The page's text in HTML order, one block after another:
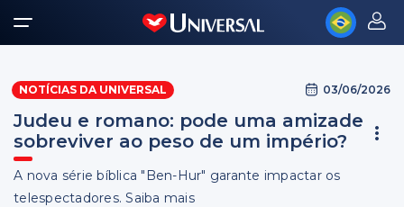
NOTÍCIAS DA UNIVERSAL 03/06/2026
Judeu e romano: pode uma amizade
sobreviver ao peso de um império?
A nova série bíblica "Ben-Hur" garante impactar os
telespectadores. Saiba mais